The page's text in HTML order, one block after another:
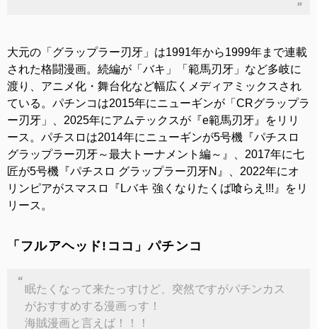
大元の「グラップラー刃牙」は1991年から1999年まで連載
された格闘漫画。続編が「バキ」「範馬刃牙」など多岐に
渡り、アニメ化・舞台化など幅広くメディアミックスされ
ている。パチンコは2015年にニューギンが「CRグラップラ
ー刃牙」、2025年にアムテックスが『e範馬刃牙』をリリ
ース。パチスロは2014年にニューギンが5号機『パチスロ
グラップラー刃牙～最大トーナメント編～』、2017年に七
匠が5号機『パチスロ グラップラー刃牙N』、2022年にオ
リンピアがスマスロ『Lバキ 強くなりたくば喰らえ!!!』をリ
リース。
「フルアヘッド!ココ」パチンコ
眠たくなって来たっすけど、突然ですがパチンカス
がおすすめする漫画っす！
海賊漫画と言えば！！！